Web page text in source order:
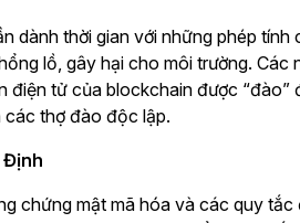
dành thời gian với những phép
lồ, gây hại cho môi trường. Các
điện tử của blockchain được
thợ đào độc lập.
Định
chứng mật mã hóa và các quy